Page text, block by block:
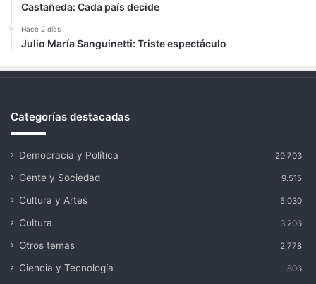
Castañeda: Cada país decide
Hace 2 días
Julio María Sanguinetti: Triste espectáculo
Categorías destacadas
Democracia y Política 29.703
Gente y Sociedad 9.515
Cultura y Artes 5.030
Cultura 3.206
Otros temas 2.778
Ciencia y Tecnología 806